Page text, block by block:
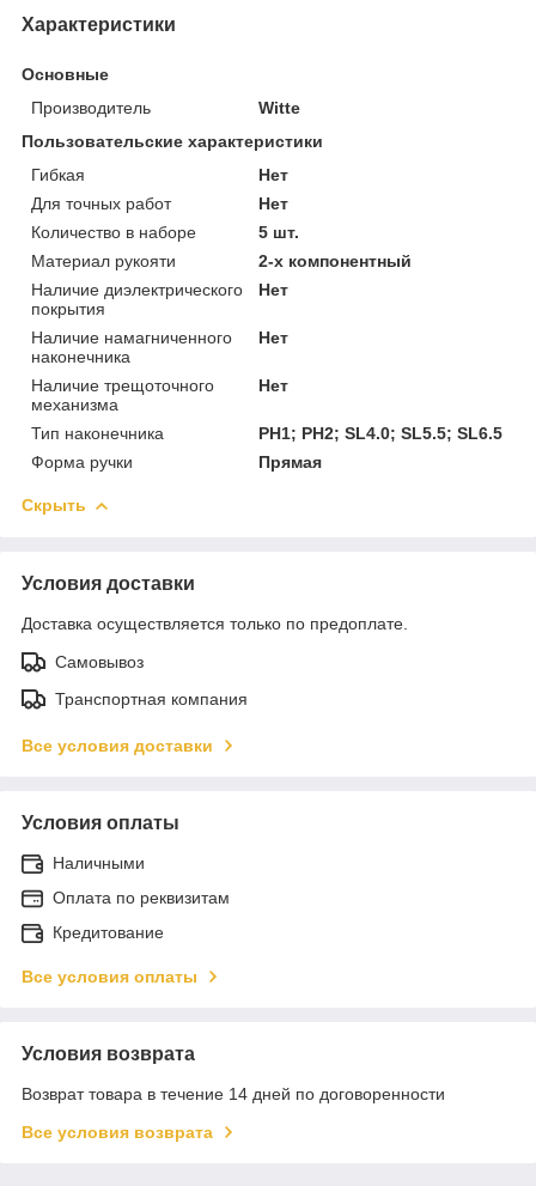
Характеристики
Основные
Производитель
Witte
Пользовательские характеристики
Гибкая
Нет
Для точных работ
Нет
Количество в наборе
5 шт.
Материал рукояти
2-х компонентный
Наличие диэлектрического
покрытия
Нет
Наличие намагниченного
наконечника
Нет
Наличие трещоточного
механизма
Нет
Тип наконечника
PH1; PH2; SL4.0; SL5.5; SL6.5
Форма ручки
Прямая
Скрыть
Условия доставки
Доставка осуществляется только по предоплате.
Самовывоз
Транспортная компания
Все условия доставки
Условия оплаты
Наличными
Оплата по реквизитам
Кредитование
Все условия оплаты
Условия возврата
Возврат товара в течение 14 дней по договоренности
Все условия возврата